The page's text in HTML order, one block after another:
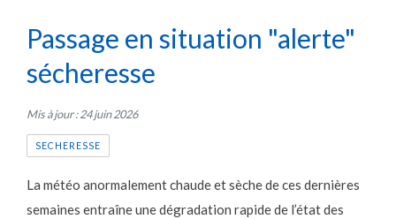
Passage en situation "alerte"
sécheresse
Mis à jour : 24 juin 2026
SECHERESSE
La météo anormalement chaude et sèche de ces dernières
semaines entraîne une dégradation rapide de l’état des